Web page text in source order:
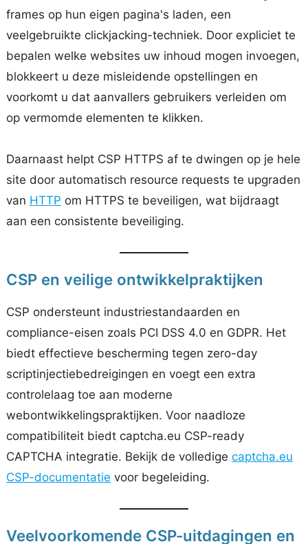
frames op hun eigen pagina's laden, een
veelgebruikte clickjacking-techniek. Door expliciet te
bepalen welke websites uw inhoud mogen invoegen,
blokkeert u deze misleidende opstellingen en
voorkomt u dat aanvallers gebruikers verleiden om
op vermomde elementen te klikken.
Daarnaast helpt CSP HTTPS af te dwingen op je hele
site door automatisch resource requests te upgraden
van HTTP om HTTPS te beveiligen, wat bijdraagt
aan een consistente beveiliging.
CSP en veilige ontwikkelpraktijken
CSP ondersteunt industriestandaarden en
compliance-eisen zoals PCI DSS 4.0 en GDPR. Het
biedt effectieve bescherming tegen zero-day
scriptinjectiebedreigingen en voegt een extra
controlelaag toe aan moderne
webontwikkelingspraktijken. Voor naadloze
compatibiliteit biedt captcha.eu CSP-ready
CAPTCHA integratie. Bekijk de volledige captcha.eu
CSP-documentatie voor begeleiding.
Veelvoorkomende CSP-uitdagingen en